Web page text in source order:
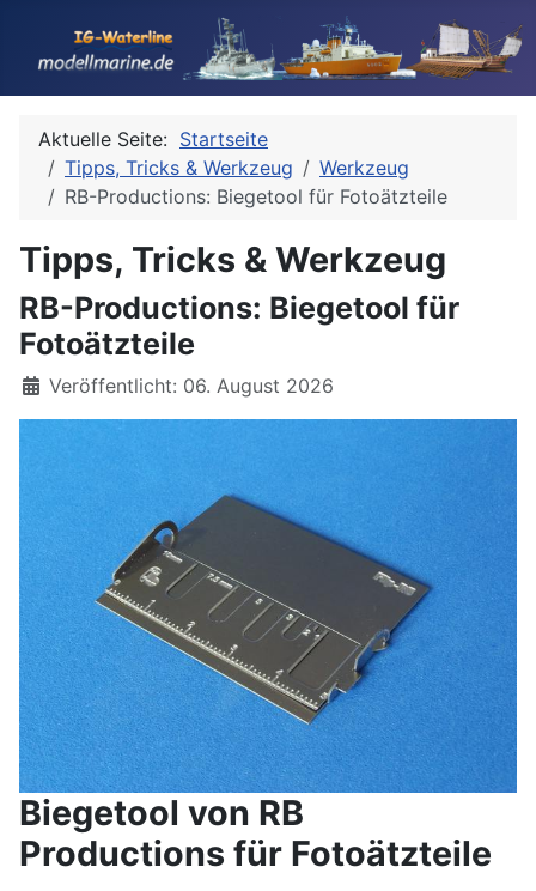
Aktuelle Seite: Startseite
Tipps, Tricks & Werkzeug
Werkzeug
RB-Productions: Biegetool für Fotoätzteile
Tipps, Tricks & Werkzeug
RB-Productions: Biegetool für
Fotoätzteile
Details
Veröffentlicht: 06. August 2026
Biegetool von RB
Productions für Fotoätzteile